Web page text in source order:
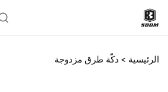
الرئيسية > دكّة طرق مزدوجة